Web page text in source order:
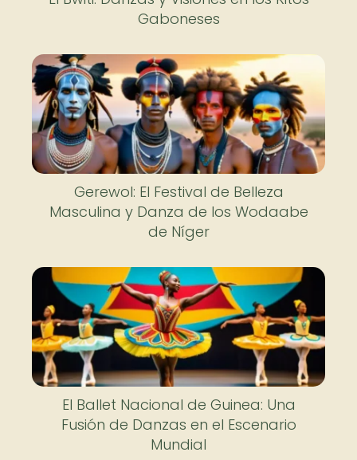
Gaboneses
Gerewol: El Festival de Belleza
Masculina y Danza de los Wodaabe
de Níger
El Ballet Nacional de Guinea: Una
Fusión de Danzas en el Escenario
Mundial